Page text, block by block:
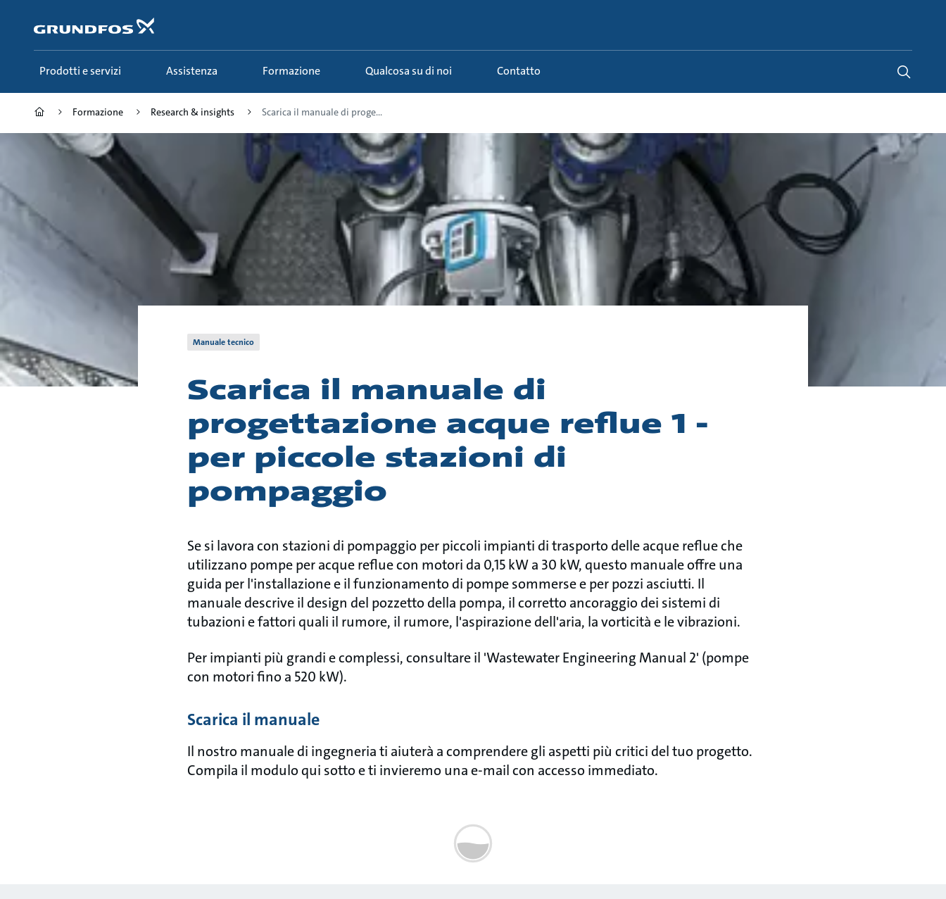
contenuto
principale
Prodotti e servizi Assistenza Formazione Qualcosa su di noi Contatto
Formazione Research & insights Scarica il manuale di proge...
Manuale tecnico
Scarica il manuale di
progettazione acque reflue 1 -
per piccole stazioni di
pompaggio
Se si lavora con stazioni di pompaggio per piccoli impianti di trasporto delle acque reflue che
utilizzano pompe per acque reflue con motori da 0,15 kW a 30 kW, questo manuale offre una
guida per l'installazione e il funzionamento di pompe sommerse e per pozzi asciutti. Il
manuale descrive il design del pozzetto della pompa, il corretto ancoraggio dei sistemi di
tubazioni e fattori quali il rumore, il rumore, l'aspirazione dell'aria, la vorticità e le vibrazioni.
Per impianti più grandi e complessi, consultare il 'Wastewater Engineering Manual 2' (pompe
con motori fino a 520 kW).
Scarica il manuale
Il nostro manuale di ingegneria ti aiuterà a comprendere gli aspetti più critici del tuo progetto.
Compila il modulo qui sotto e ti invieremo una e-mail con accesso immediato.